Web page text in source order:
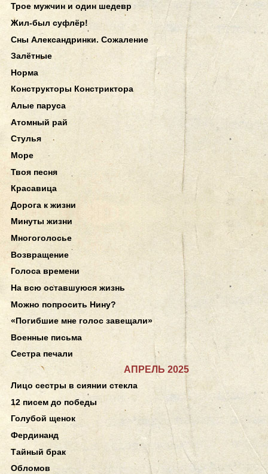
Трое мужчин и один шедевр
Жил-был суфлёр!
Сны Александринки. Сожаление
Залётные
Норма
Конструкторы Констриктора
Алые паруса
Атомный рай
Стулья
Море
Твоя песня
Красавица
Дорога к жизни
Минуты жизни
Многоголосье
Возвращение
Голоса времени
На всю оставшуюся жизнь
Можно попросить Нину?
«Погибшие мне голос завещали»
Военные письма
Сестра печали
АПРЕЛЬ 2025
Лицо сестры в сиянии стекла
12 писем до победы
Голубой щенок
Фердинанд
Тайный брак
Обломов